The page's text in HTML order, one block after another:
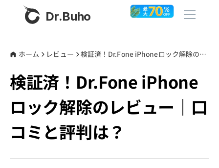
Dr.Buho
製品
BuhoCleaner
BuhoRepair
ストア
ホーム レビュー 検証済！Dr.Fone iPhoneロック解除のレビュー｜口コミと評判は？
検証済！Dr.Fone iPhone
ロック解除のレビュー｜口
コミと評判は？